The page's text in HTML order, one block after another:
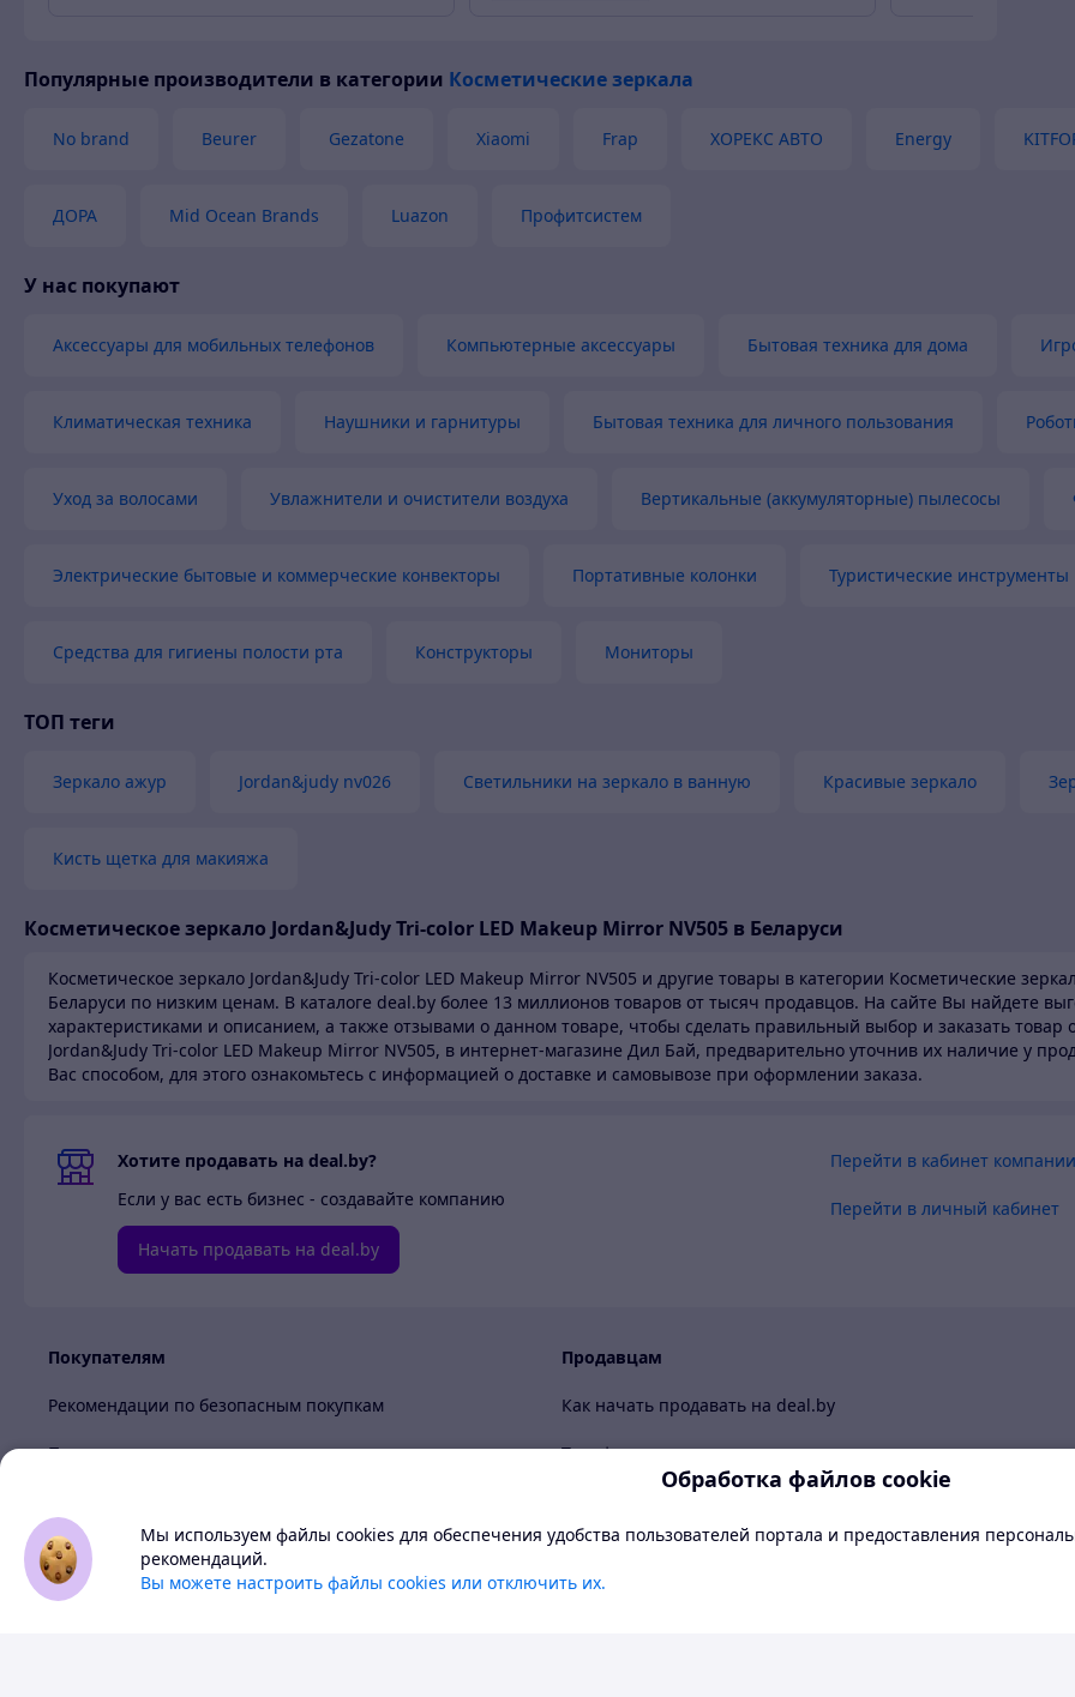
доставку без повреждений и гарантию
магазине.
Быстро связались
Вежливый продавец
Популярные производители в категории Косметические зеркала
No brand Beurer Gezatone Xiaomi Frap ХОРЕКС АВТО Energy
ДОРА Mid Ocean Brands Luazon Профитсистем
У нас покупают
Аксессуары для мобильных телефонов Компьютерные аксессуары Бытовая техника для дома
Климатическая техника Наушники и гарнитуры Бытовая техника для личного пользования
Уход за волосами Увлажнители и очистители воздуха Вертикальные (аккумуляторные) пылесосы
Электрические бытовые и коммерческие конвекторы Портативные колонки Туристические инструменты
Средства для гигиены полости рта Конструкторы Мониторы
ТОП теги
Зеркало ажур Jordan&judy nv026 Светильники на зеркало в ванную Красивые зеркало
Кисть щетка для макияжа
Косметическое зеркало Jordan&Judy Tri-color LED Makeup Mirror NV505 в Беларуси
Косметическое зеркало Jordan&Judy Tri-color LED Makeup Mirror NV505 и другие товары в категории Косметические
Беларуси по низким ценам. В каталоге deal.by более 13 миллионов товаров от тысяч продавцов. На сайте Вы найдете
характеристиками и описанием, а также отзывами о данном товаре, чтобы сделать правильный выбор и заказать товар
Jordan&Judy Tri-color LED Makeup Mirror NV505, в интернет-магазине Дил Бай, предварительно уточнив их наличие у
Вас способом, для этого ознакомьтесь с информацией о доставке и самовывозе при оформлении заказа.
Хотите продавать на deal.by?
Если у вас есть бизнес - создавайте компанию
Начать продавать на deal.by
Перейти в кабинет компании
Перейти в личный кабинет
Покупателям
Рекомендации по безопасным покупкам
Пользовательское соглашение
Политика в отношении обработки персональных данных
Продавцам
Как начать продавать на deal.by
Тарифы
Правила работы на маркетплейсе
Deal.by — маркетплейс Беларуси
Все цены здесь указаны в белорусских рублях. Перед заказом уточните у продавца условия
Обработка файлов cookie
Мы используем файлы cookies для обеспечения удобства пользователей портала и предоставления
рекомендаций.
Вы можете настроить файлы cookies или отключить их.